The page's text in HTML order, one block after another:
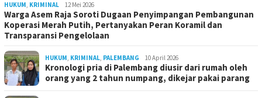
HUKUM, KRIMINAL 12 Mei 2026
Warga Asem Raja Soroti Dugaan Penyimpangan Pembangunan
Koperasi Merah Putih, Pertanyakan Peran Koramil dan
Transparansi Pengelolaan
HUKUM, KRIMINAL, PALEMBANG 10 April 2026
Kronologi pria di Palembang diusir dari rumah oleh
orang yang 2 tahun numpang, dikejar pakai parang